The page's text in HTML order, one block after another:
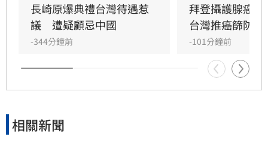
長崎原爆典禮台灣待遇惹
議　遭疑顧忌中國
-344分鐘前
拜登攝護腺癌
台灣推癌篩防晚
-101分鐘前
相關新聞